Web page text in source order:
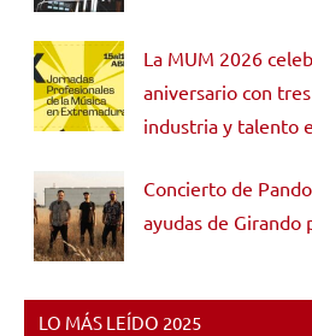
La MUM 2026
aniversario con
industria y talento
Concierto de
ayudas de Girando
LO MÁS LEÍDO 2025